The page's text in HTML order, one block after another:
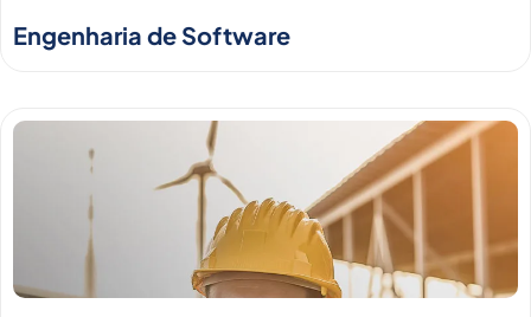
Engenharia de Software